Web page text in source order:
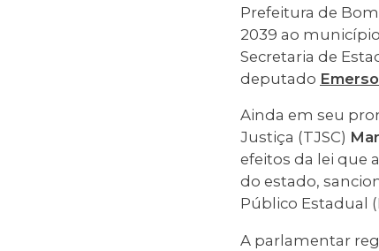
Prefeitura de
2039 ao
Secretaria de
deputado
Ainda em seu
Justiça (TJSC)
efeitos da lei que
do estado,
Público Estadual
A parlamentar